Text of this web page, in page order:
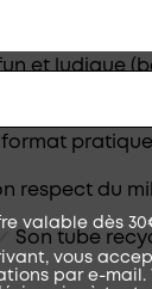
et ludique
format
respect du
Son tube
valable dès
vous
par e-mail.